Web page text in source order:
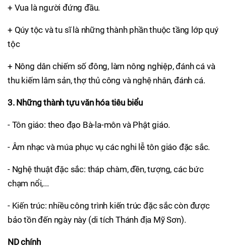
+ Vua là người đứng đầu.
+ Qúy tộc và tu sĩ là những thành phần thuộc tầng lớp quý
tộc
+ Nông dân chiếm số đông, làm nông nghiệp, đánh cá và
thu kiếm lâm sản, thợ thủ công và nghệ nhân, đánh cá.
3. Những thành tựu văn hóa tiêu biểu
- Tôn giáo: theo đạo Bà-la-môn và Phật giáo.
- Âm nhạc và múa phục vụ các nghi lễ tôn giáo đặc sắc.
- Nghệ thuật đặc sắc: tháp chàm, đền, tượng, các bức
chạm nổi,...
- Kiến trúc: nhiều công trình kiến trúc đặc sắc còn được
bảo tồn đến ngày này (di tích Thánh địa Mỹ Sơn).
ND chính